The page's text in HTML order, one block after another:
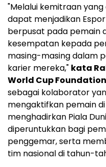
"Melalui kemitraan
dapat menjadikan
berpusat pada pemain
kesempatan kepada
masing-masing dalam
karier mereka," kata
World Cup Foundation
sebagai kolaborator
mengaktifkan pemain
menghadirkan Piala
diperuntukkan bagi
penggemar, serta
tim nasional di tahun-